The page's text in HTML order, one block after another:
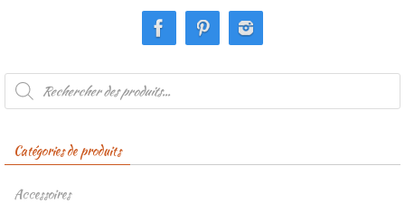
Recherche
produits
Catégories de produits
Accessoires